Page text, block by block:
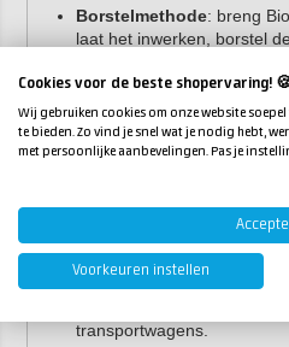
Borstelmethode: breng
laat het inwerken, borstel
Toepassingen
Je kunt deze milieuvriendelijke
Reinigen van machines en
vet.
Verwijderen van inktresten
transportwagens.
Cookies voor de beste shopervaring!
Wij gebruiken cookies om onze website
te bieden. Zo vind je snel wat je nodig hebt,
met persoonlijke aanbevelingen. Pas je
Voorkeuren instellen